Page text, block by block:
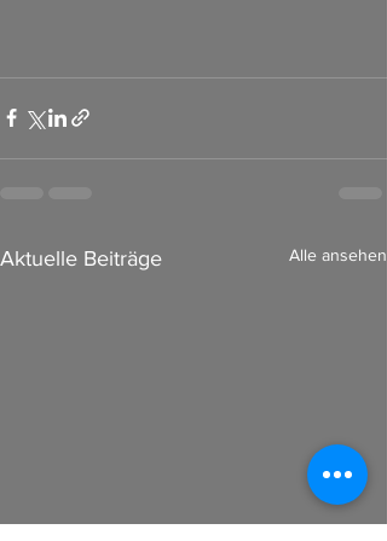
Aktuelle Beiträge Alle ansehen